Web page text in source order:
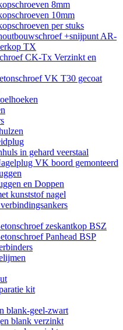
8mm
10mm
per stuks
+snijpunt AR-
TX
CK-Tx Verzinkt en
VK T30 gecoat
in gehard veerstaal
VK boord gemonteerd
en Doppen
kunststof nagel
zeskantkop BSZ
Panhead BSP
kit
blank-geel-zwart
blank verzinkt